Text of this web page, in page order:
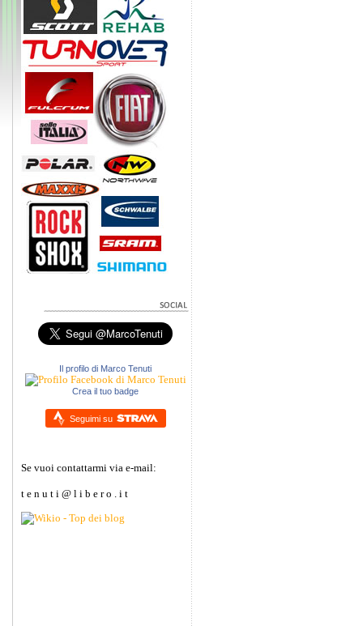
Il profilo di Marco Tenuti
Crea il tuo badge
Seguimi su
Se vuoi contattarmi via e-mail:
t e n u t i @ l i b e r o . i t